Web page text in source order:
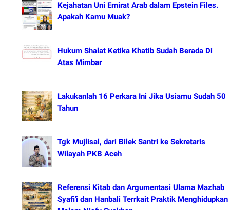
Kejahatan Uni Emirat Arab dalam Epstein Files.
Apakah Kamu Muak?
Hukum Shalat Ketika Khatib Sudah Berada Di
Atas Mimbar
Lakukanlah 16 Perkara Ini Jika Usiamu Sudah 50
Tahun
Tgk Mujlisal, dari Bilek Santri ke Sekretaris
Wilayah PKB Aceh
Referensi Kitab dan Argumentasi Ulama Mazhab
Syafi'i dan Hanbali Terrkait Praktik Menghidupkan